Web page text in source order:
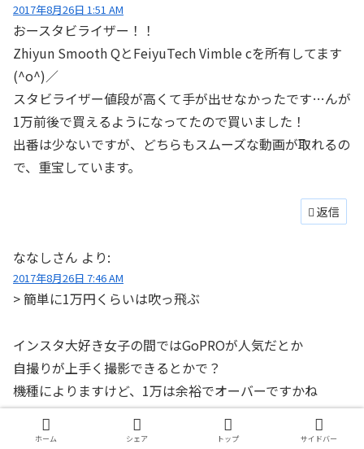
2017年8月26日 1:51 AM
おースタビライザー！！
Zhiyun Smooth QとFeiyuTech Vimble cを所有してます
(^o^)／
スタビライザー値段が高くて手が出せなかったです…んが
1万前後で買えるようになってたので買いました！
出番は少ないですが、どちらもスムーズな動画が取れるの
で、重宝しています。
返信
ななしさん より:
2017年8月26日 7:46 AM
> 簡単に1万円くらいは吹っ飛ぶ
インスタ大好き女子の間ではGoPROが人気だとか
自撮りが上手く撮影できるとかで？
機種によりますけど、1万は余裕でオーバーですかね
返信
ホーム シェア トップ サイドバー